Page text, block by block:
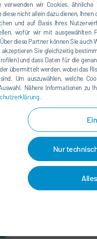
wir Cookies, ähnliche
diese nicht allein dazu dienen,
und auf Basis Ihres
wofür wir mit ausgewählten
diese Partner können Sie auch
akzeptieren Sie gleichzeitig
und dass Daten für die
übermittelt werden, wobei das
Um auszuwählen, welche
Nähere Informationen
.
Nur
Insbesondere
anderen. Auf
und informative
Corporate
Messen und